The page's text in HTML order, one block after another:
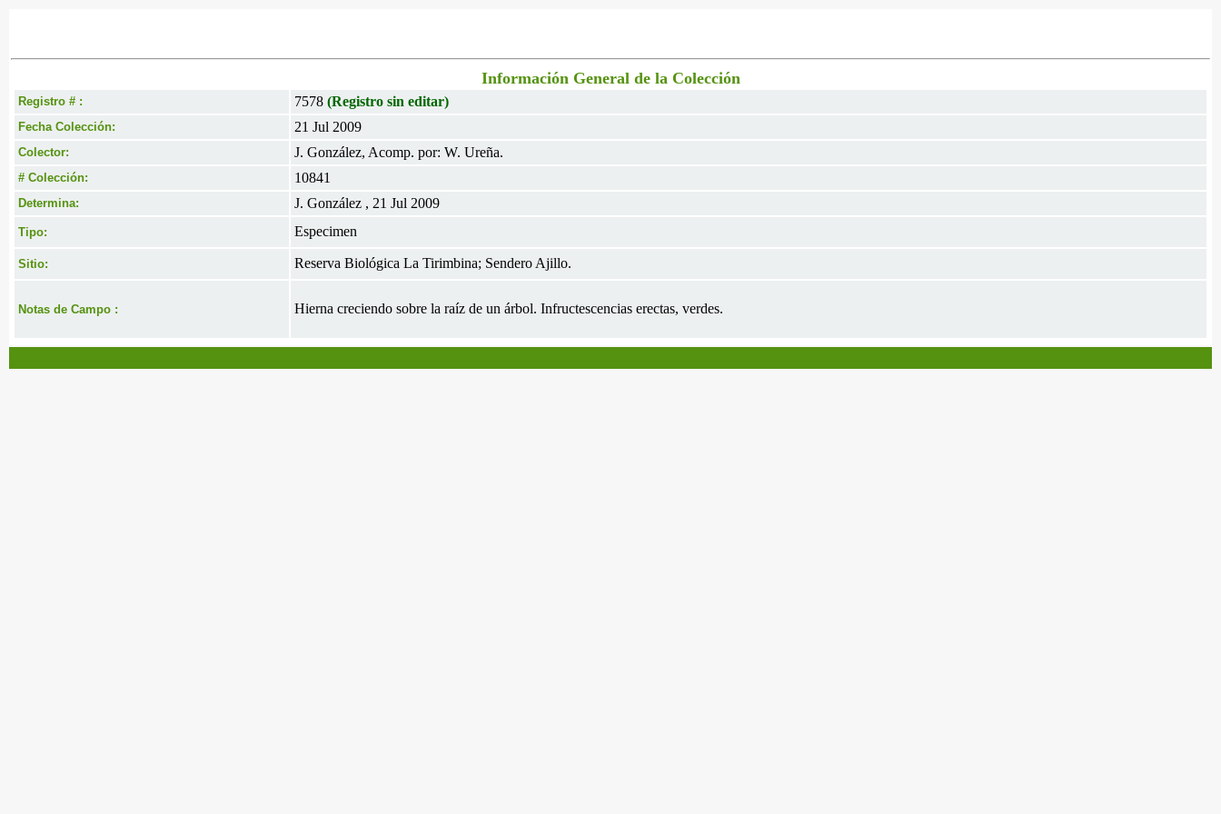
Información General de la Colección
Registro # : 7578 (Registro sin editar)
Fecha Colección: 21 Jul 2009
Colector: J. González, Acomp. por: W. Ureña.
# Colección: 10841
Determina: J. González , 21 Jul 2009
Tipo: Especimen
Sitio: Reserva Biológica La Tirimbina; Sendero Ajillo.
Notas de Campo : Hierna creciendo sobre la raíz de un árbol. Infructescencias erectas, verdes.